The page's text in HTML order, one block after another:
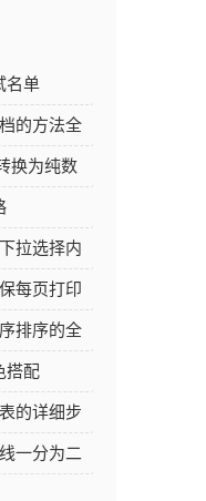
名单
的方法全
换为纯数
拉选择内
每页打印
排序的全
搭配
的详细步
一分为二